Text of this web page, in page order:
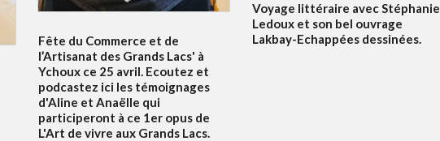
Fête du Commerce et de
l’Artisanat des Grands Lacs' à
Ychoux ce 25 avril. Ecoutez et
podcastez ici les témoignages
d'Aline et Anaëlle qui
participeront à ce 1er opus de
L'Art de vivre aux Grands Lacs.
Voyage littéraire avec Stéphanie
Ledoux et son bel ouvrage
Lakbay-Echappées dessinées.